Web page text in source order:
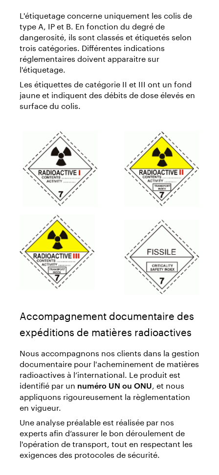
L'étiquetage concerne uniquement les colis de
type A, IP et B. En fonction du degré de
dangerosité, ils sont classés et étiquetés selon
trois catégories. Différentes indications
réglementaires doivent apparaitre sur
l'étiquetage.
Les étiquettes de catégorie II et III ont un fond
jaune et indiquent des débits de dose élevés en
surface du colis.
Accompagnement documentaire des
expéditions de matières radioactives
Nous accompagnons nos clients dans la gestion
documentaire pour l'acheminement de matières
radioactives à l’international. Le produit est
identifié par un numéro UN ou ONU, et nous
appliquons rigoureusement la règlementation
en vigueur.
Une analyse préalable est réalisée par nos
experts afin d’assurer le bon déroulement de
l'opération de transport, tout en respectant les
exigences des protocoles de sécurité.